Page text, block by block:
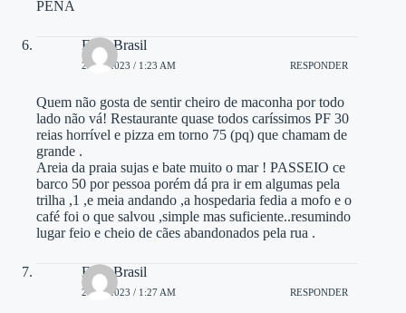
PENA
Elisa Brasil
21/09/2023 / 1:23 AM RESPONDER
Quem não gosta de sentir cheiro de maconha por todo
lado não vá! Restaurante quase todos caríssimos PF 30
reias horrível e pizza em torno 75 (pq) que chamam de
grande .
Areia da praia sujas e bate muito o mar ! PASSEIO ce
barco 50 por pessoa porém dá pra ir em algumas pela
trilha ,1 ,e meia andando ,a hospedaria fedia a mofo e o
café foi o que salvou ,simple mas suficiente..resumindo
lugar feio e cheio de cães abandonados pela rua .
Elisa Brasil
21/09/2023 / 1:27 AM RESPONDER